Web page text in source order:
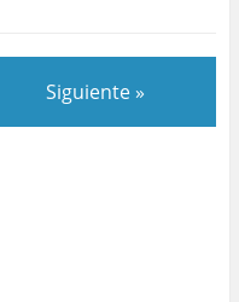
Siguiente »